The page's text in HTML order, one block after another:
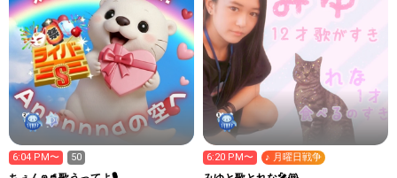
6:04 PM〜 50 6:20 PM〜 ♪ 月曜日戦争